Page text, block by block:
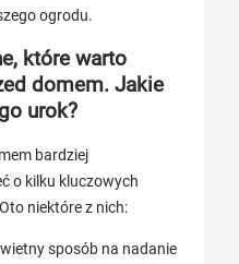
ogrodu.
które warto
domem. Jakie
urok?
bardziej
o kilku kluczowych
niektóre z nich:
sposób na nadanie